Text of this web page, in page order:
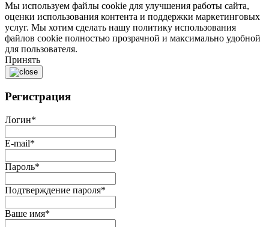
Мы используем файлы cookie для улучшения работы сайта,
оценки использования контента и поддержки маркетинговых
услуг. Мы хотим сделать нашу политику использования
файлов cookie полностью прозрачной и максимально удобной
для пользователя.
Принять
Регистрация
Логин*
E-mail*
Пароль*
Подтверждение пароля*
Ваше имя*